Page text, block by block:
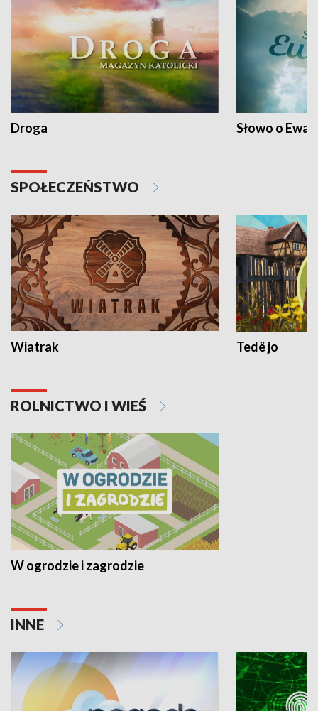
Droga Słowo o
SPOŁECZEŃSTWO
Wiatrak Tedë jo
ROLNICTWO I WIEŚ
W ogrodzie i zagrodzie
INNE